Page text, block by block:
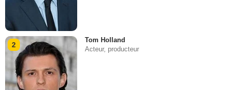
2
Tom Holland
Acteur, producteur